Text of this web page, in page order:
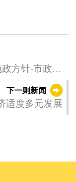
方针-市政工
下一则新闻
推动经济适度多元发展